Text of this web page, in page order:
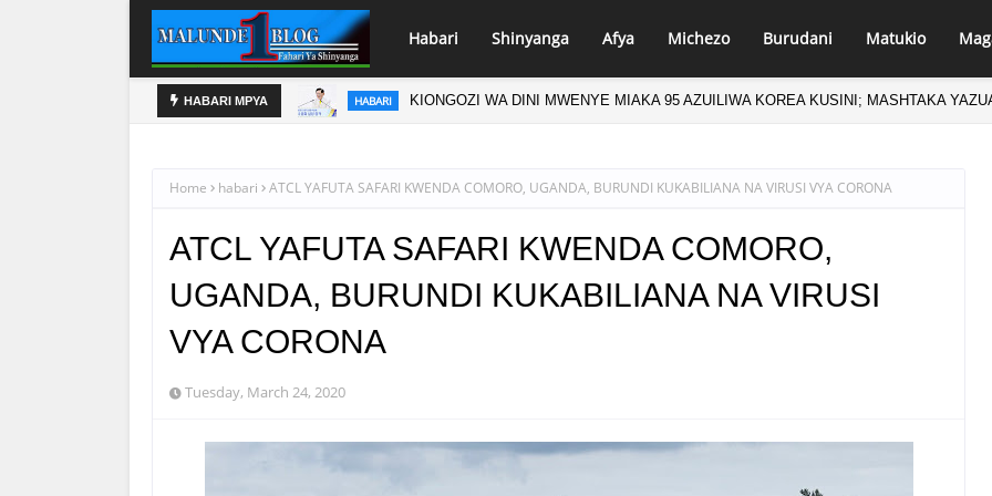
Habari Shinyanga Afya Michezo Burudani Matukio
HABARI MPYA HABARI WMA YAWAFUNDISHA WATOTO VIPIMO: NAIBU WAZIRI MALIASILI APONGEZA
Home habari ATCL YAFUTA SAFARI KWENDA COMORO, UGANDA, BURUNDI KUKABILIANA NA VIRUSI VYA CORONA
ATCL YAFUTA SAFARI KWENDA COMORO,
UGANDA, BURUNDI KUKABILIANA NA VIRUSI
VYA CORONA
Tuesday, March 24, 2020